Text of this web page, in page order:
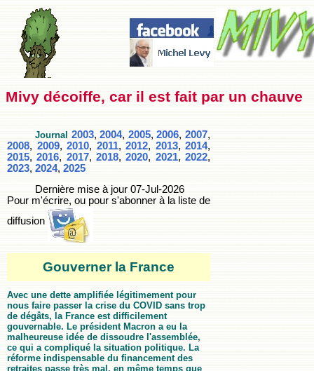
Mivy décoiffe, car il est fait par un chauve
Journal 2003,2004, 2005,2006,2007,
2008, 2009, 2010, 2011, 2012, 2013, 2014,
2015,2016, 2017,2018,2020, 2021,2022,
2023, 2024, 2025
Dernière mise à jour 07-Jul-2026
Pour m'écrire, ou pour s'abonner à la liste de
diffusion
Gouverner la France
Avec une dette amplifiée légitimement pour
nous faire passer la crise du COVID sans trop
de dégâts, la France est difficilement
gouvernable. Le président Macron a eu la
malheureuse idée de dissoudre l'assemblée,
ce qui a compliqué la situation politique. La
réforme indispensable du financement des
retraites passe très mal, en même temps que